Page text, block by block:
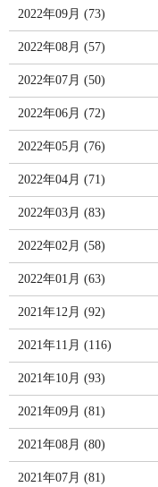
2022年09月 (73)
2022年08月 (57)
2022年07月 (50)
2022年06月 (72)
2022年05月 (76)
2022年04月 (71)
2022年03月 (83)
2022年02月 (58)
2022年01月 (63)
2021年12月 (92)
2021年11月 (116)
2021年10月 (93)
2021年09月 (81)
2021年08月 (80)
2021年07月 (81)